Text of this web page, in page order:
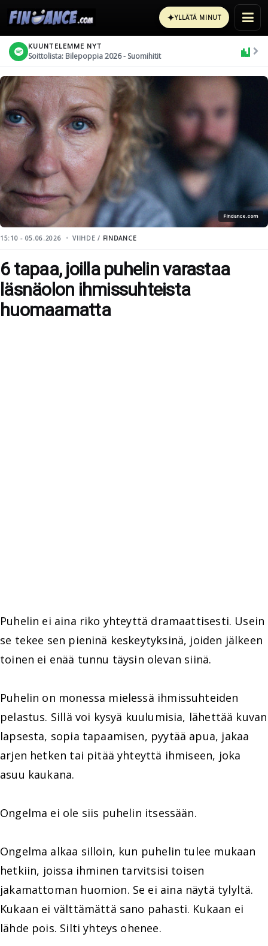
✦YLLÄTÄ MINUT
KUUNTELEMME NYT
Soittolista: Bilepoppia 2026 - Suomihitit
Findance.com
15:10 - 05.06.2026 VIIHDE / FINDANCE
6 tapaa, joilla puhelin varastaa
läsnäolon ihmissuhteista
huomaamatta
Puhelin ei aina riko yhteyttä dramaattisesti. Usein
se tekee sen pieninä keskeytyksinä, joiden jälkeen
toinen ei enää tunnu täysin olevan siinä.
Puhelin on monessa mielessä ihmissuhteiden
pelastus. Sillä voi kysyä kuulumisia, lähettää kuvan
lapsesta, sopia tapaamisen, pyytää apua, jakaa
arjen hetken tai pitää yhteyttä ihmiseen, joka
asuu kaukana.
Ongelma ei ole siis puhelin itsessään.
Ongelma alkaa silloin, kun puhelin tulee mukaan
hetkiin, joissa ihminen tarvitsisi toisen
jakamattoman huomion. Se ei aina näytä tylyltä.
Kukaan ei välttämättä sano pahasti. Kukaan ei
lähde pois. Silti yhteys ohenee.